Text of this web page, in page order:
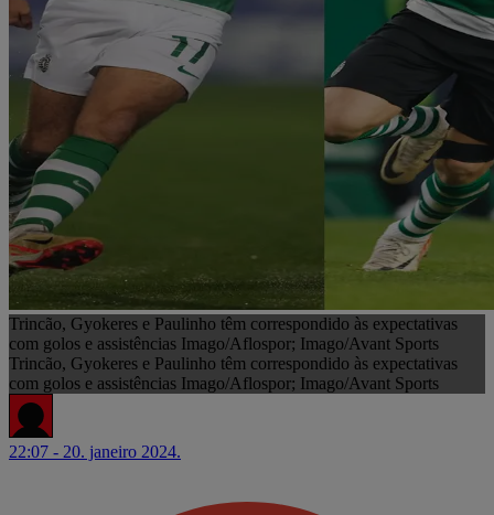
Trincão, Gyokeres e Paulinho têm correspondido às expectativas
com golos e assistências Imago/Aflospor; Imago/Avant Sports
Trincão, Gyokeres e Paulinho têm correspondido às expectativas
com golos e assistências Imago/Aflospor; Imago/Avant Sports
22:07 - 20. janeiro 2024.